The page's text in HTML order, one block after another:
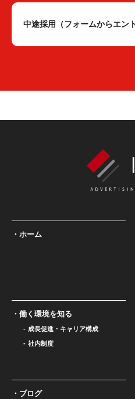
中途採用（フォームからエン
ホーム
働く環境を知る
成長促進・キャリア構成
社内制度
ブログ